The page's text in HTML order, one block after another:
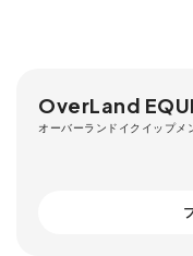
OverLand
オーバーランドイクイップメ